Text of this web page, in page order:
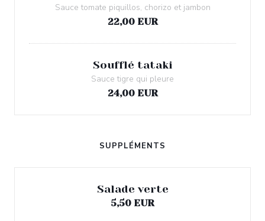
Sauce tomate piquillos, chorizo et jambon
22,00 EUR
Soufflé tataki
Sauce tigre qui pleure
24,00 EUR
SUPPLÉMENTS
Salade verte
5,50 EUR